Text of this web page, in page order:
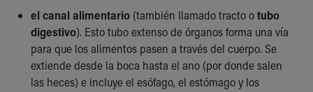
Find a Pediatrician
MyChart
Make an Appointment
Breastfeeding Medicine
Child Passenger Safety
el canal alimentario (también llamado tracto otubo
digestivo). Esto tubo extenso de órganos forma una vía
para que los alimentos pasen a través del cuerpo. Se
extiende desde la boca hasta el ano (por donde salen
las heces) e incluye el esófago, el estómago y los